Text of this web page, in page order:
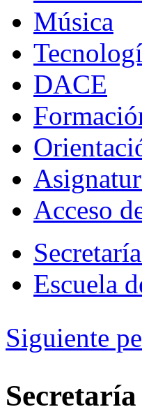
Música
DACE
Acceso
Escuela
Siguiente
Secretaría